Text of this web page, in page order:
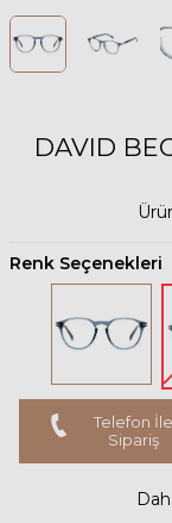
DAVID
Renk Seçenekleri
Telefon İle
Sipariş